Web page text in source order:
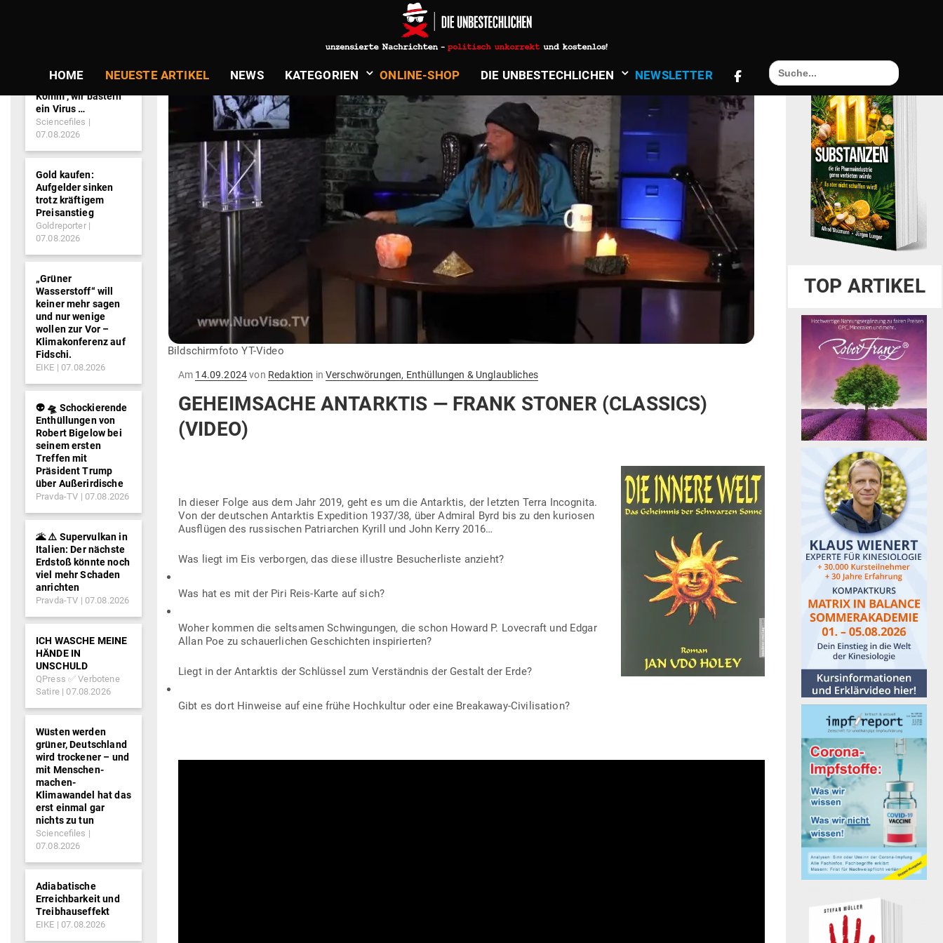
HOME NEUESTE ARTIKEL NEWS KATE­GORIEN ONLINE-SHOP DIE UNBE­STECH­LICHEN NEWS­LETTER
Search
for:
Bildschirmfoto YT-Video
Am Gepostet
14.09.2024von Redaktion in Verschwörungen, Enthüllungen & Unglaubliches
GEHEIM­SACHE ANT­ARKTIS — FRANK STONER (CLASSICS)
(VIDEO)
In dieser Folge aus dem Jahr 2019, geht es um die Ant­arktis, der letzten Terra Inco­gnita.
Von der deut­schen Ant­arktis Expe­dition 1937/38, über Admiral Byrd bis zu den kuriosen
Aus­flügen des rus­si­schen Patri­archen Kyrill und John Kerry 2016…
Was liegt im Eis ver­borgen, das diese illustre Besu­cher­liste anzieht?
Was hat es mit der Piri Reis-Karte auf sich?
Woher kommen die selt­samen Schwin­gungen, die schon Howard P. Love­craft und Edgar
Allan Poe zu schau­er­lichen Geschichten inspirierten?
Liegt in der Ant­arktis der Schlüssel zum Ver­ständnis der Gestalt der Erde?
Gibt es dort Hin­weise auf eine frühe Hoch­kultur oder eine Breakaway-Civilisation?
Komm‘, wir basteln
ein Virus …
Sciencefiles
07.08.2026
Gold kaufen:
Aufgelder sinken
trotz kräftigem
Preisanstieg
Goldreporter
07.08.2026
„Grüner
Wasserstoff“ will
keiner mehr sagen
und nur wenige
wollen zur Vor –
Klimakonferenz auf
Fidschi.
EIKE 07.08.2026
👽 🛸 Schockierende
Enthüllungen von
Robert Bigelow bei
seinem ersten
Treffen mit
Präsident Trump
über Außerirdische
Pravda-TV 07.08.2026
🌋 ⚠️ Supervulkan in
Italien: Der nächste
Erdstoß könnte noch
viel mehr Schaden
anrichten
Pravda-TV 07.08.2026
ICH WASCHE MEINE
HÄNDE IN
UNSCHULD
QPress ✅ Verbotene
Satire
07.08.2026
Wüsten werden
grüner, Deutschland
wird trockener – und
mit Menschen-
machen-
Klimawandel hat das
erst einmal gar
nichts zu tun
Sciencefiles
07.08.2026
Adiabatische
Erreichbarkeit und
Treibhauseffekt
EIKE 07.08.2026
TOP ARTIKEL